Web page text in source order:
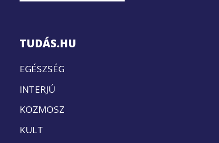
TUDÁS.HU
EGÉSZSÉG
INTERJÚ
KOZMOSZ
KULT